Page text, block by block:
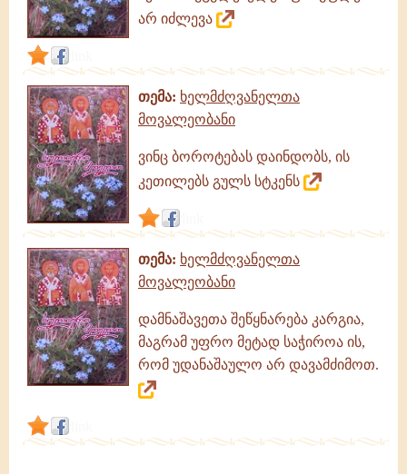
არ იძლევა
თემა: ხელმძღვანელთა
მოვალეობანი
ვინც ბოროტებას დაინდობს, ის
კეთილებს გულს სტკენს
თემა: ხელმძღვანელთა
მოვალეობანი
დამნაშავეთა შეწყნარება კარგია,
მაგრამ უფრო მეტად საჭიროა ის,
რომ უდანაშაულო არ დავამძიმოთ.